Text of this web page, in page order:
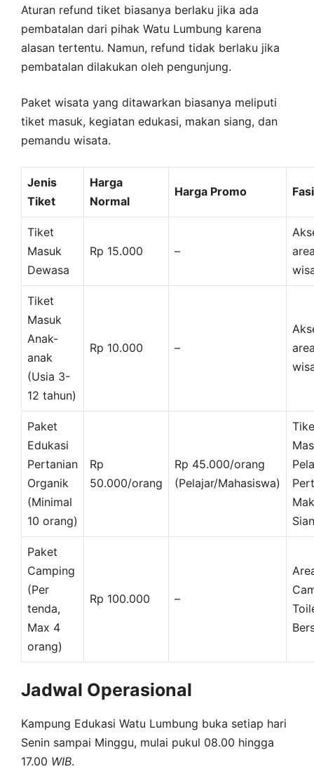
Aturan refund tiket biasanya berlaku jika ada
pembatalan dari pihak Watu Lumbung karena
alasan tertentu. Namun, refund tidak berlaku jika
pembatalan dilakukan oleh pengunjung.
Paket wisata yang ditawarkan biasanya meliputi
tiket masuk, kegiatan edukasi, makan siang, dan
pemandu wisata.
Jenis
Tiket
Harga
Normal
Harga Promo
Tiket
Masuk
Dewasa
Rp 15.000 –
Tiket
Masuk
Anak-
anak
(Usia 3-
12 tahun)
Rp 10.000 –
Paket
Edukasi
Pertanian
Organik
(Minimal
10 orang)
Rp
50.000/orang
Rp 45.000/orang
(Pelajar/Mahasiswa)
Paket
Camping
(Per
tenda,
Max 4
orang)
Rp 100.000 –
Jadwal Operasional
Kampung Edukasi Watu Lumbung buka setiap hari
Senin sampai Minggu, mulai pukul 08.00 hingga
17.00 WIB.